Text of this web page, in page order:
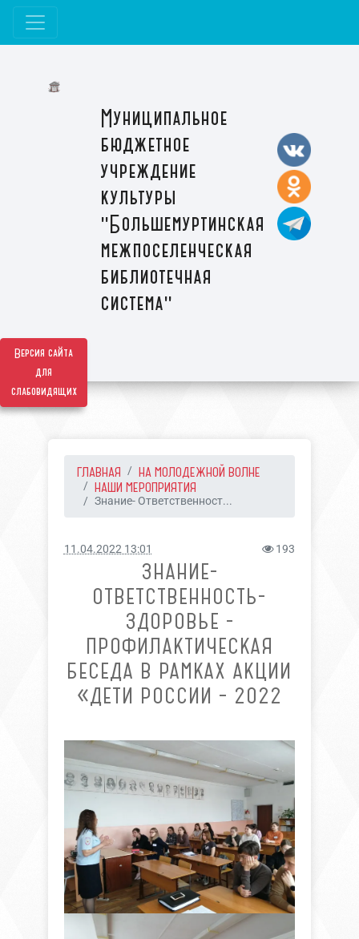
Версия сайта
для
слабовидящих
Муниципальное
бюджетное
учреждение
культуры
"Большемуртинская
межпоселенческая
библиотечная
система"
ГЛАВНАЯ
НА МОЛОДЕЖНОЙ ВОЛНЕ
НАШИ МЕРОПРИЯТИЯ
Знание- Ответственност...
11.04.2022 13:01 193
ЗНАНИЕ-
ОТВЕТСТВЕННОСТЬ-
ЗДОРОВЬЕ -
ПРОФИЛАКТИЧЕСКАЯ
БЕСЕДА В РАМКАХ АКЦИИ
«ДЕТИ РОССИИ – 2022